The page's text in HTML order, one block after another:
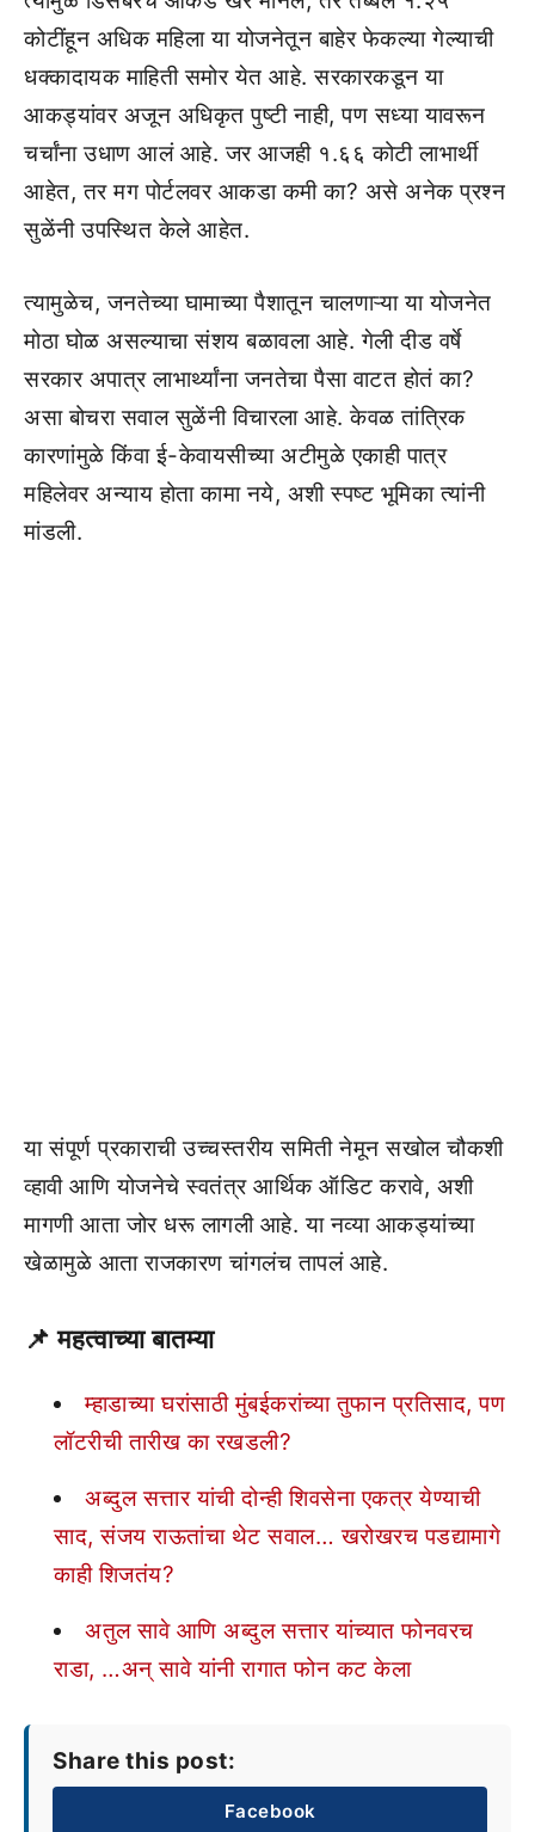
कोटींहून अधिक महिला या योजनेतून बाहेर फेकल्या गेल्याची
धक्कादायक माहिती समोर येत आहे. सरकारकडून या
आकड्यांवर अजून अधिकृत पुष्टी नाही, पण सध्या यावरून
चर्चांना उधाण आलं आहे. जर आजही १.६६ कोटी लाभार्थी
आहेत, तर मग पोर्टलवर आकडा कमी का? असे अनेक प्रश्न
सुळेंनी उपस्थित केले आहेत.
त्यामुळेच, जनतेच्या घामाच्या पैशातून चालणाऱ्या या योजनेत
मोठा घोळ असल्याचा संशय बळावला आहे. गेली दीड वर्षे
सरकार अपात्र लाभार्थ्यांना जनतेचा पैसा वाटत होतं का?
असा बोचरा सवाल सुळेंनी विचारला आहे. केवळ तांत्रिक
कारणांमुळे किंवा ई-केवायसीच्या अटीमुळे एकाही पात्र
महिलेवर अन्याय होता कामा नये, अशी स्पष्ट भूमिका त्यांनी
मांडली.
या संपूर्ण प्रकाराची उच्चस्तरीय समिती नेमून सखोल चौकशी
व्हावी आणि योजनेचे स्वतंत्र आर्थिक ऑडिट करावे, अशी
मागणी आता जोर धरू लागली आहे. या नव्या आकड्यांच्या
खेळामुळे आता राजकारण चांगलंच तापलं आहे.
📌महत्वाच्या बातम्या
म्हाडाच्या घरांसाठी मुंबईकरांच्या तुफान प्रतिसाद, पण
लॉटरीची तारीख का रखडली?
अब्दुल सत्तार यांची दोन्ही शिवसेना एकत्र येण्याची
साद, संजय राऊतांचा थेट सवाल… खरोखरच पडद्यामागे
काही शिजतंय?
अतुल सावे आणि अब्दुल सत्तार यांच्यात फोनवरच
राडा, …अन् सावे यांनी रागात फोन कट केला
Share this post:
Facebook